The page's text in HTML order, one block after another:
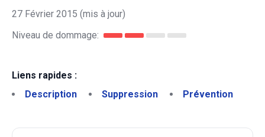
27 Février 2015 (mis à jour)
Niveau de dommage:
Liens rapides :
Description
Suppression Prévention